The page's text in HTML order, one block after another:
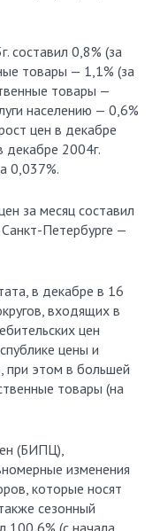
составил 0,8% (за
товары — 1,1% (за
товары —
населению — 0,6%
цен в декабре
декабре 2004г.
0,037%.
за месяц составил
Петербурге —
в декабре в 16
входящих в
цен
цены и
при этом в большей
товары (на
(БИПЦ),
изменения
которые носят
сезонный
100,6% (с начала